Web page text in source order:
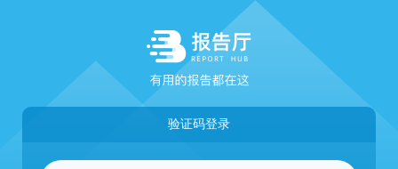
验证码登录